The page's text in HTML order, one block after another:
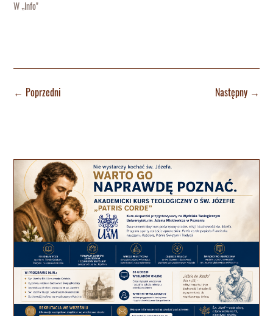
W „Info"
← Poprzedni Następny→